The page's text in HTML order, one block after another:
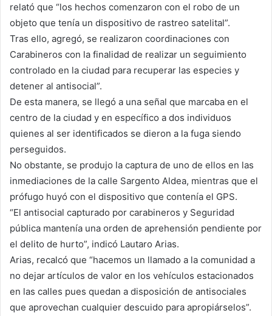
relató que “los hechos comenzaron con el robo de un
objeto que tenía un dispositivo de rastreo satelital”.
Tras ello, agregó, se realizaron coordinaciones con
Carabineros con la finalidad de realizar un seguimiento
controlado en la ciudad para recuperar las especies y
detener al antisocial”.
De esta manera, se llegó a una señal que marcaba en el
centro de la ciudad y en específico a dos individuos
quienes al ser identificados se dieron a la fuga siendo
perseguidos.
No obstante, se produjo la captura de uno de ellos en las
inmediaciones de la calle Sargento Aldea, mientras que el
prófugo huyó con el dispositivo que contenía el GPS.
“El antisocial capturado por carabineros y Seguridad
pública mantenía una orden de aprehensión pendiente por
el delito de hurto”, indicó Lautaro Arias.
Arias, recalcó que “hacemos un llamado a la comunidad a
no dejar artículos de valor en los vehículos estacionados
en las calles pues quedan a disposición de antisociales
que aprovechan cualquier descuido para apropiárselos”.